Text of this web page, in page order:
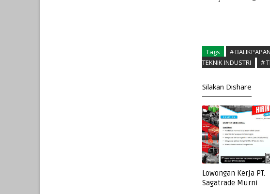
Tags # BALIKPAPAN
TEKNIK INDUSTRI
#
Silakan Dishare
Lowongan Kerja PT.
Sagatrade Murni